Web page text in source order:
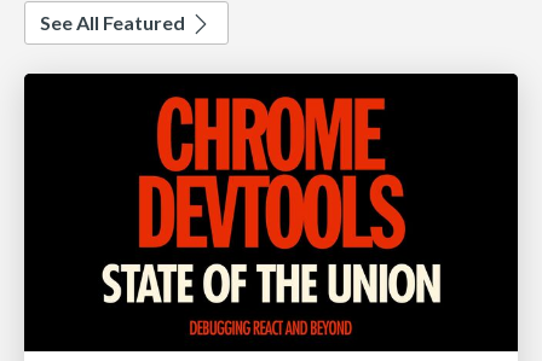
See All Featured